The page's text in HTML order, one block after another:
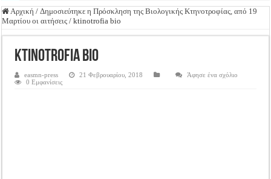
Ένωση Μεσολογγίου: Συγχαρητήρια Επιστολή προς Δήμο Μεσολογγίου
ΕΝΩΣΗ ΜΕΣΟΛΟΓΓΙΟΥ: ΕΚΛΟΓΙΚΗ ΓΕΝΙΚΗ ΣΥΝΕΛΕΥΣΗ
Ανακοίνωση: Επιστροφή ΦΠΑ
Αρχική / Δημοσιεύτηκε η Πρόσκληση της Βιολογικής Κτηνοτροφίας, από 19
Μαρτίου οι αιτήσεις / ktinotrofia bio
ktinotrofia bio
easmn-press 21 Φεβρουαρίου, 2018
Άφησε ένα σχόλιο
0 Εμφανίσεις